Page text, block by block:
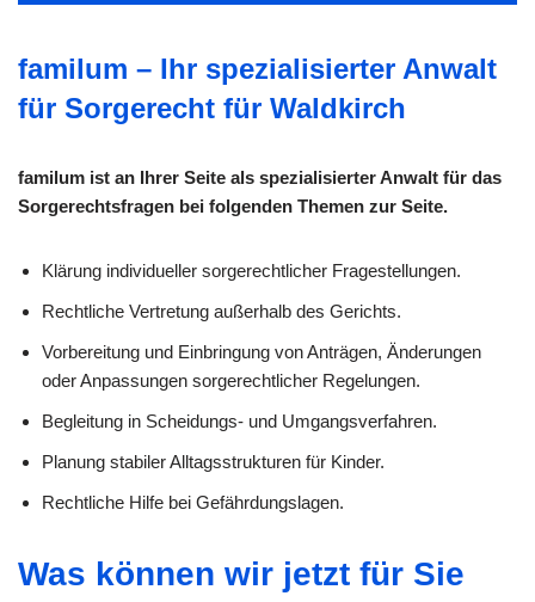
familum – Ihr spezialisierter Anwalt
für Sorgerecht für Waldkirch
familum ist an Ihrer Seite als spezialisierter Anwalt für das
Sorgerechtsfragen bei folgenden Themen zur Seite.
Klärung individueller sorge­rechtlicher Fragestellungen.
Rechtliche Vertretung außerhalb des Gerichts.
Vorbereitung und Einbringung von Anträgen, Änderungen
oder Anpassungen sorgerechtlicher Regelungen.
Begleitung in Scheidungs- und Umgangsverfahren.
Planung stabiler Alltagsstrukturen für Kinder.
Rechtliche Hilfe bei Gefährdungslagen.
Was können wir jetzt für Sie